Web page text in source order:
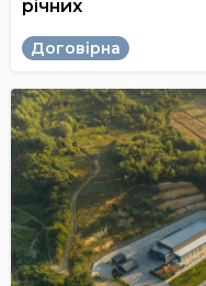
річних
Договірна